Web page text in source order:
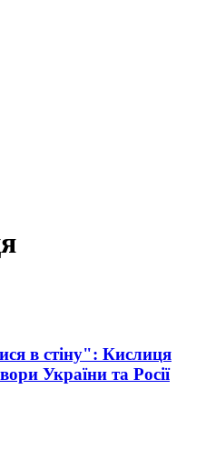
в стіну": Кислиця
України та Росії